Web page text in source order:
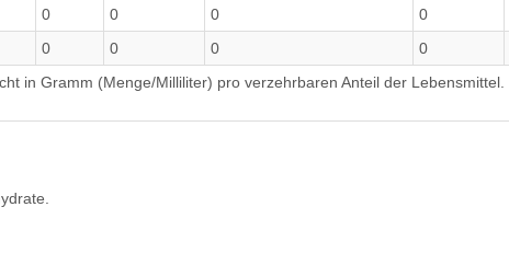
0 0 0 0
0 0 0 0
in Gramm (Menge/Milliliter) pro verzehrbaren Anteil der Lebensmittel.